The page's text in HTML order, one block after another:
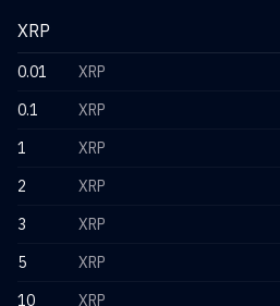
XRP
0.01 XRP
0.1
XRP
1
XRP
2
XRP
3
XRP
5
XRP
10
XRP